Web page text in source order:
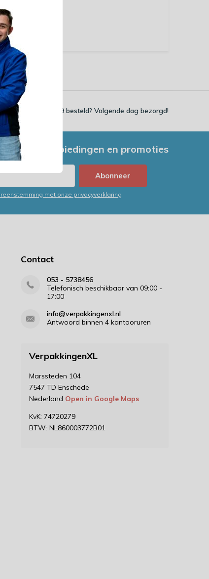
Voor 23:59 besteld? Volgende dag bezorgd!
aanbiedingen en promoties
Abonneer
met onze privacyverklaring
Contact
053 - 5738456
Telefonisch beschikbaar van 09:00 -
17:00
info@verpakkingenxl.nl
Antwoord binnen 4 kantooruren
VerpakkingenXL
Marssteden 104
7547 TD Enschede
Nederland Open in Google Maps
KvK: 74720279
BTW: NL860003772B01